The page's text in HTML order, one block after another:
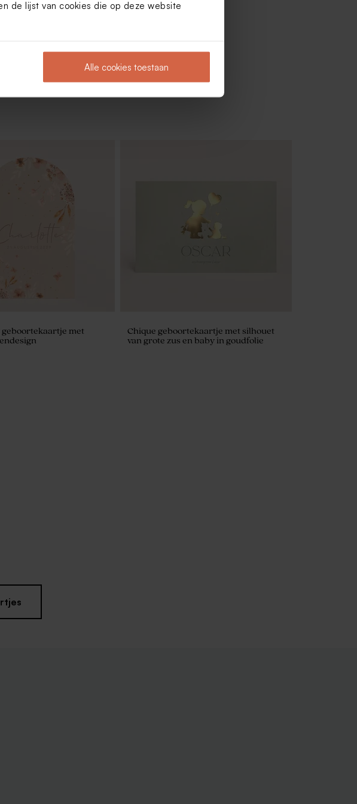
de lijst van cookies die op deze website
Alle cookies toestaan
rond beige Houten potlood met beige molentje
met
Chique geboortekaartje met silhouet
van grote zus en baby in goudfolie